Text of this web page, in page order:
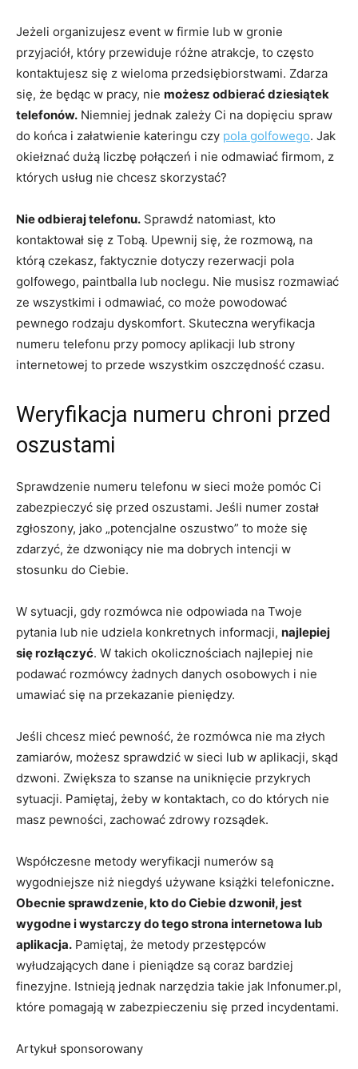
Jeżeli organizujesz event w firmie lub w gronie
przyjaciół, który przewiduje różne atrakcje, to często
kontaktujesz się z wieloma przedsiębiorstwami. Zdarza
się, że będąc w pracy, nie możesz odbierać dziesiątek
telefonów. Niemniej jednak zależy Ci na dopięciu spraw
do końca i załatwienie kateringu czy pola golfowego. Jak
okiełznać dużą liczbę połączeń i nie odmawiać firmom, z
których usług nie chcesz skorzystać?
Nie odbieraj telefonu. Sprawdź natomiast, kto
kontaktował się z Tobą. Upewnij się, że rozmową, na
którą czekasz, faktycznie dotyczy rezerwacji pola
golfowego, paintballa lub noclegu. Nie musisz rozmawiać
ze wszystkimi i odmawiać, co może powodować
pewnego rodzaju dyskomfort. Skuteczna weryfikacja
numeru telefonu przy pomocy aplikacji lub strony
internetowej to przede wszystkim oszczędność czasu.
Weryfikacja numeru chroni przed
oszustami
Sprawdzenie numeru telefonu w sieci może pomóc Ci
zabezpieczyć się przed oszustami. Jeśli numer został
zgłoszony, jako „potencjalne oszustwo” to może się
zdarzyć, że dzwoniący nie ma dobrych intencji w
stosunku do Ciebie.
W sytuacji, gdy rozmówca nie odpowiada na Twoje
pytania lub nie udziela konkretnych informacji, najlepiej
się rozłączyć. W takich okolicznościach najlepiej nie
podawać rozmówcy żadnych danych osobowych i nie
umawiać się na przekazanie pieniędzy.
Jeśli chcesz mieć pewność, że rozmówca nie ma złych
zamiarów, możesz sprawdzić w sieci lub w aplikacji, skąd
dzwoni. Zwiększa to szanse na uniknięcie przykrych
sytuacji. Pamiętaj, żeby w kontaktach, co do których nie
masz pewności, zachować zdrowy rozsądek.
Współczesne metody weryfikacji numerów są
wygodniejsze niż niegdyś używane książki telefoniczne.
Obecnie sprawdzenie, kto do Ciebie dzwonił, jest
wygodne i wystarczy do tego strona internetowa lub
aplikacja. Pamiętaj, że metody przestępców
wyłudzających dane i pieniądze są coraz bardziej
finezyjne. Istnieją jednak narzędzia takie jak Infonumer.pl,
które pomagają w zabezpieczeniu się przed incydentami.
Artykuł sponsorowany